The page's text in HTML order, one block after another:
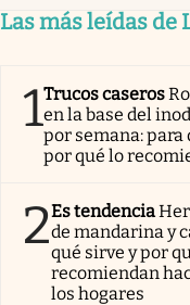
Las más leídas de
1Trucos caseros
en la base del
por semana: para
por qué lo
2Es tendencia
de mandarina y
qué sirve y por
recomiendan
los hogares